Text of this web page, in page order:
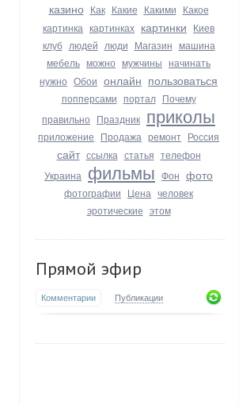
казино Как Какие Какими Какое
картинка картинках картинки Киев
клуб людей люди Магазин машина
мебель можно мужчины начинать
нужно Обои онлайн пользоваться
попперсами портал Почему
правильно Праздник приколы
приложение Продажа ремонт Россия
сайт ссылка статья телефон
Украина фильмы Фон фото
фотографии Цена человек
эротические этом
Прямой эфир
Комментарии Публикации